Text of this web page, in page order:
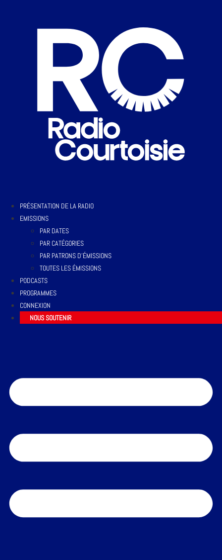
PRÉSENTATION DE LA RADIO
EMISSIONS
PAR DATES
PAR CATÉGORIES
PAR PATRONS D’ÉMISSIONS
TOUTES LES ÉMISSIONS
PODCASTS
PROGRAMMES
CONNEXION
NOUS SOUTENIR